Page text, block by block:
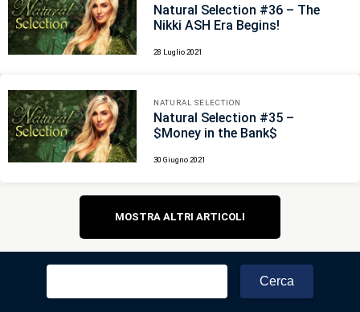
Natural Selection #36 – The
Nikki ASH Era Begins!
28 Luglio 2021
NATURAL SELECTION
Natural Selection #35 –
$Money in the Bank$
30 Giugno 2021
Navigazione
articoli
MOSTRA ALTRI ARTICOLI
Ricerca